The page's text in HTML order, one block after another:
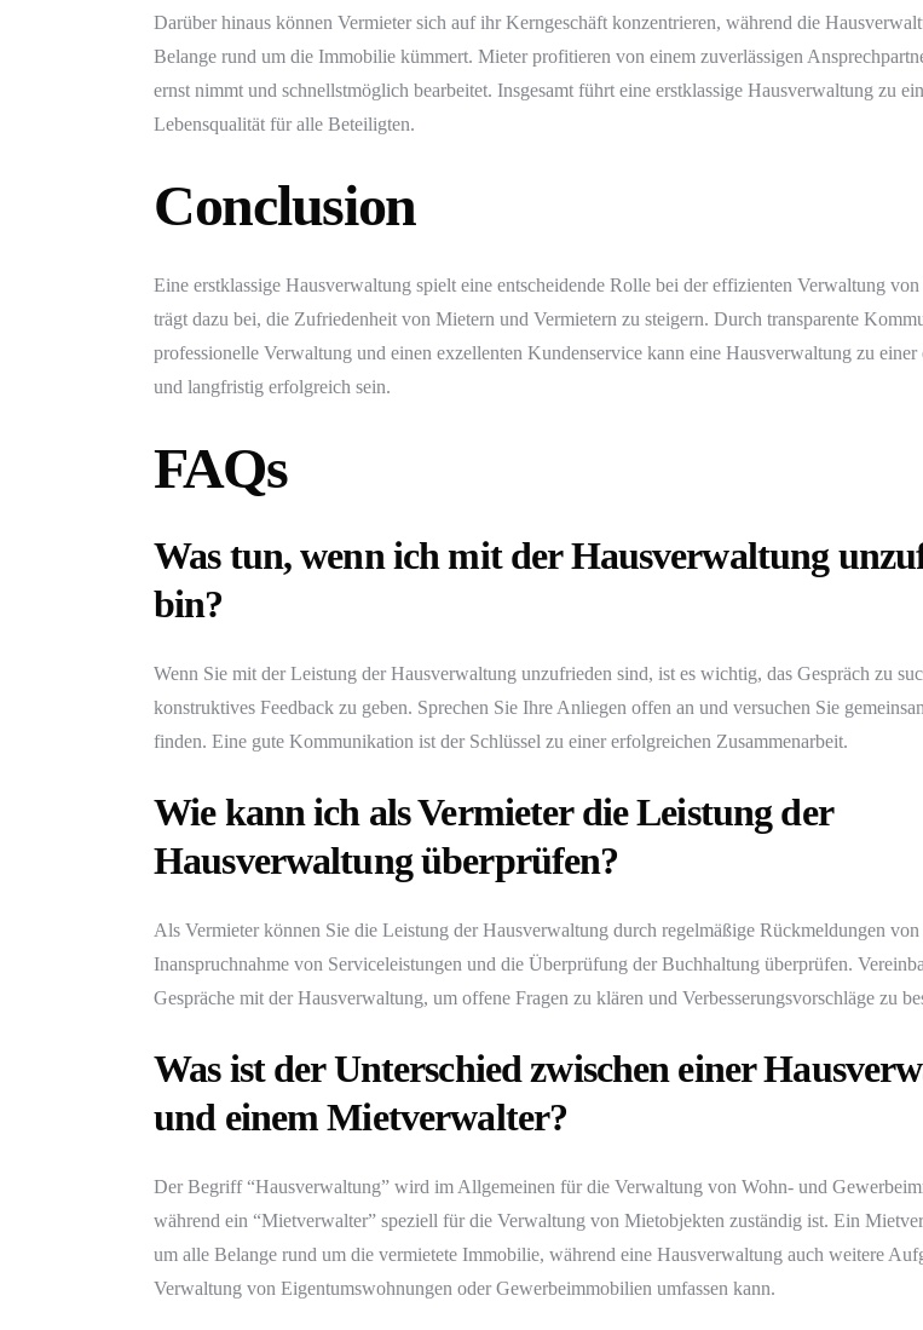
Darüber hinaus können Vermieter sich auf ihr Kerngeschäft konzentrieren, während die
Belange rund um die Immobilie kümmert. Mieter profitieren von einem zuverlässigen
ernst nimmt und schnellstmöglich bearbeitet. Insgesamt führt eine erstklassige Hausverwaltung zu
Lebensqualität für alle Beteiligten.
Conclusion
Eine erstklassige Hausverwaltung spielt eine entscheidende Rolle bei der effizienten Verwaltung
trägt dazu bei, die Zufriedenheit von Mietern und Vermietern zu steigern. Durch transparente
professionelle Verwaltung und einen exzellenten Kundenservice kann eine Hausverwaltung zu einer
und langfristig erfolgreich sein.
FAQs
Was tun, wenn ich mit der Hausverwaltung
bin?
Wenn Sie mit der Leistung der Hausverwaltung unzufrieden sind, ist es wichtig, das Gespräch zu
konstruktives Feedback zu geben. Sprechen Sie Ihre Anliegen offen an und versuchen Sie
finden. Eine gute Kommunikation ist der Schlüssel zu einer erfolgreichen Zusammenarbeit.
Wie kann ich als Vermieter die Leistung der
Hausverwaltung überprüfen?
Als Vermieter können Sie die Leistung der Hausverwaltung durch regelmäßige Rückmeldungen
Inanspruchnahme von Serviceleistungen und die Überprüfung der Buchhaltung überprüfen.
Gespräche mit der Hausverwaltung, um offene Fragen zu klären und Verbesserungsvorschläge zu
Was ist der Unterschied zwischen einer
und einem Mietverwalter?
Der Begriff “Hausverwaltung” wird im Allgemeinen für die Verwaltung von Wohn- und
während ein “Mietverwalter” speziell für die Verwaltung von Mietobjekten zuständig ist. Ein
um alle Belange rund um die vermietete Immobilie, während eine Hausverwaltung auch weitere
Verwaltung von Eigentumswohnungen oder Gewerbeimmobilien umfassen kann.